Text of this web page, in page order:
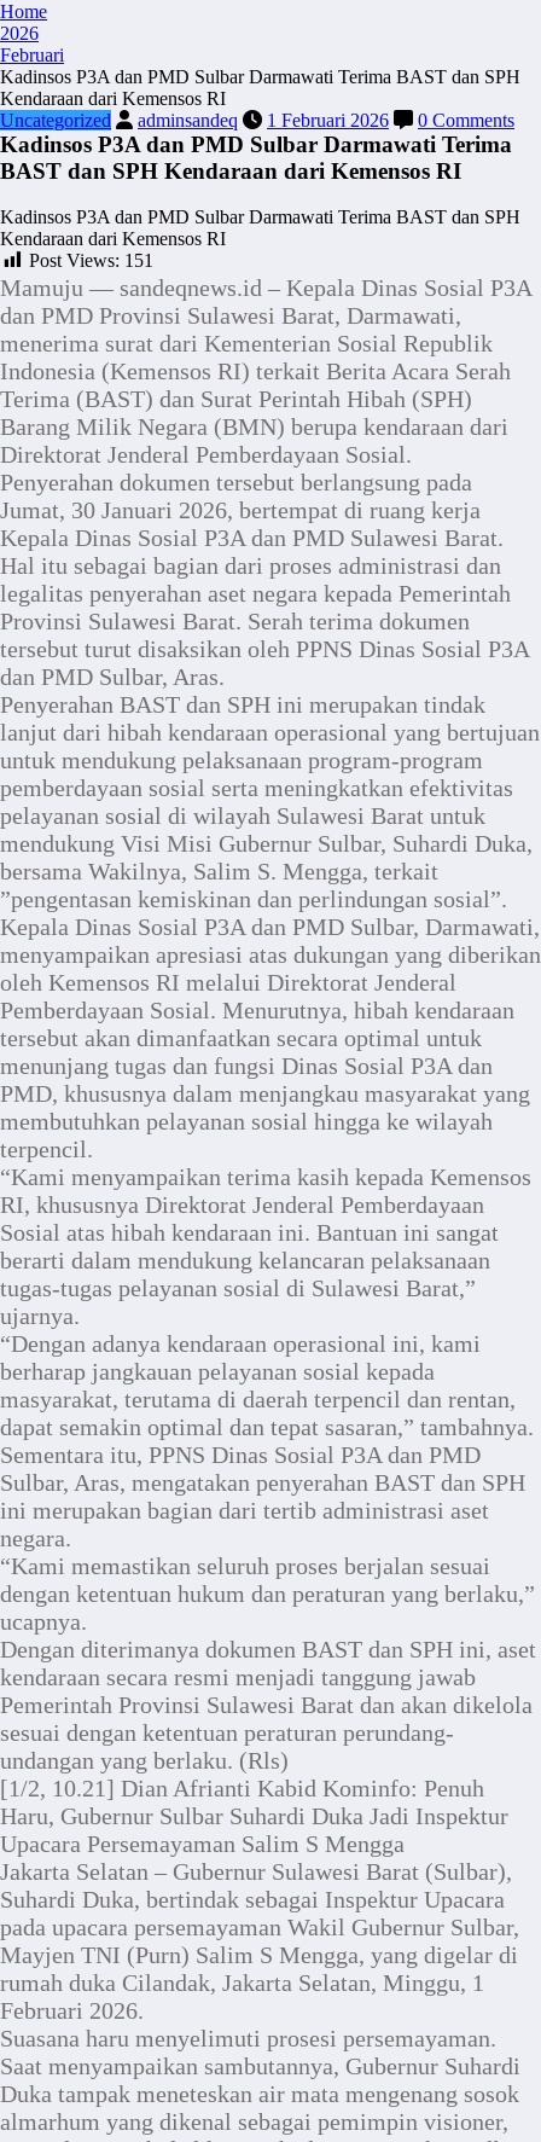
Home
2026
Februari
Kadinsos P3A dan PMD Sulbar Darmawati Terima BAST dan SPH
Kendaraan dari Kemensos RI
Uncategorized
adminsandeq 1 Februari 2026 0 Comments
Kadinsos P3A dan PMD Sulbar Darmawati Terima
BAST dan SPH Kendaraan dari Kemensos RI
Kadinsos P3A dan PMD Sulbar Darmawati Terima BAST dan SPH
Kendaraan dari Kemensos RI
Post Views: 151
Mamuju — sandeqnews.id – Kepala Dinas Sosial P3A
dan PMD Provinsi Sulawesi Barat, Darmawati,
menerima surat dari Kementerian Sosial Republik
Indonesia (Kemensos RI) terkait Berita Acara Serah
Terima (BAST) dan Surat Perintah Hibah (SPH)
Barang Milik Negara (BMN) berupa kendaraan dari
Direktorat Jenderal Pemberdayaan Sosial.
Penyerahan dokumen tersebut berlangsung pada
Jumat, 30 Januari 2026, bertempat di ruang kerja
Kepala Dinas Sosial P3A dan PMD Sulawesi Barat.
Hal itu sebagai bagian dari proses administrasi dan
legalitas penyerahan aset negara kepada Pemerintah
Provinsi Sulawesi Barat. Serah terima dokumen
tersebut turut disaksikan oleh PPNS Dinas Sosial P3A
dan PMD Sulbar, Aras.
Penyerahan BAST dan SPH ini merupakan tindak
lanjut dari hibah kendaraan operasional yang bertujuan
untuk mendukung pelaksanaan program-program
pemberdayaan sosial serta meningkatkan efektivitas
pelayanan sosial di wilayah Sulawesi Barat untuk
mendukung Visi Misi Gubernur Sulbar, Suhardi Duka,
bersama Wakilnya, Salim S. Mengga, terkait
”pengentasan kemiskinan dan perlindungan sosial”.
Kepala Dinas Sosial P3A dan PMD Sulbar, Darmawati,
menyampaikan apresiasi atas dukungan yang diberikan
oleh Kemensos RI melalui Direktorat Jenderal
Pemberdayaan Sosial. Menurutnya, hibah kendaraan
tersebut akan dimanfaatkan secara optimal untuk
menunjang tugas dan fungsi Dinas Sosial P3A dan
PMD, khususnya dalam menjangkau masyarakat yang
membutuhkan pelayanan sosial hingga ke wilayah
terpencil.
“Kami menyampaikan terima kasih kepada Kemensos
RI, khususnya Direktorat Jenderal Pemberdayaan
Sosial atas hibah kendaraan ini. Bantuan ini sangat
berarti dalam mendukung kelancaran pelaksanaan
tugas-tugas pelayanan sosial di Sulawesi Barat,”
ujarnya.
“Dengan adanya kendaraan operasional ini, kami
berharap jangkauan pelayanan sosial kepada
masyarakat, terutama di daerah terpencil dan rentan,
dapat semakin optimal dan tepat sasaran,” tambahnya.
Sementara itu, PPNS Dinas Sosial P3A dan PMD
Sulbar, Aras, mengatakan penyerahan BAST dan SPH
ini merupakan bagian dari tertib administrasi aset
negara.
“Kami memastikan seluruh proses berjalan sesuai
dengan ketentuan hukum dan peraturan yang berlaku,”
ucapnya.
Dengan diterimanya dokumen BAST dan SPH ini, aset
kendaraan secara resmi menjadi tanggung jawab
Pemerintah Provinsi Sulawesi Barat dan akan dikelola
sesuai dengan ketentuan peraturan perundang-
undangan yang berlaku. (Rls)
[1/2, 10.21] Dian Afrianti Kabid Kominfo: Penuh
Haru, Gubernur Sulbar Suhardi Duka Jadi Inspektur
Upacara Persemayaman Salim S Mengga
Jakarta Selatan – Gubernur Sulawesi Barat (Sulbar),
Suhardi Duka, bertindak sebagai Inspektur Upacara
pada upacara persemayaman Wakil Gubernur Sulbar,
Mayjen TNI (Purn) Salim S Mengga, yang digelar di
rumah duka Cilandak, Jakarta Selatan, Minggu, 1
Februari 2026.
Suasana haru menyelimuti prosesi persemayaman.
Saat menyampaikan sambutannya, Gubernur Suhardi
Duka tampak meneteskan air mata mengenang sosok
almarhum yang dikenal sebagai pemimpin visioner,